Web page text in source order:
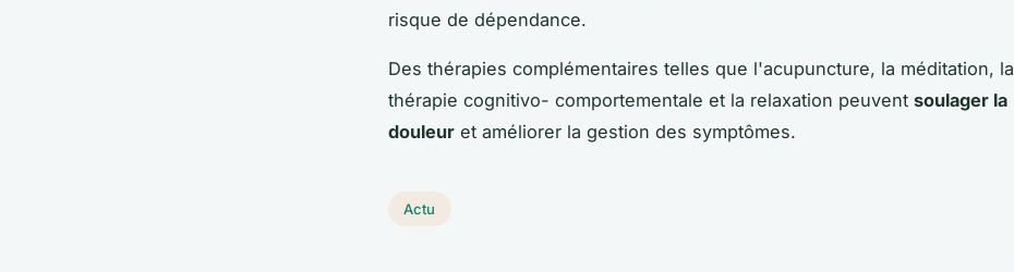
risque de dépendance.
Des thérapies complémentaires telles que l'acupuncture, la méditation, la
thérapie cognitivo- comportementale et la relaxation peuvent soulager la
douleur et améliorer la gestion des symptômes.
Actu